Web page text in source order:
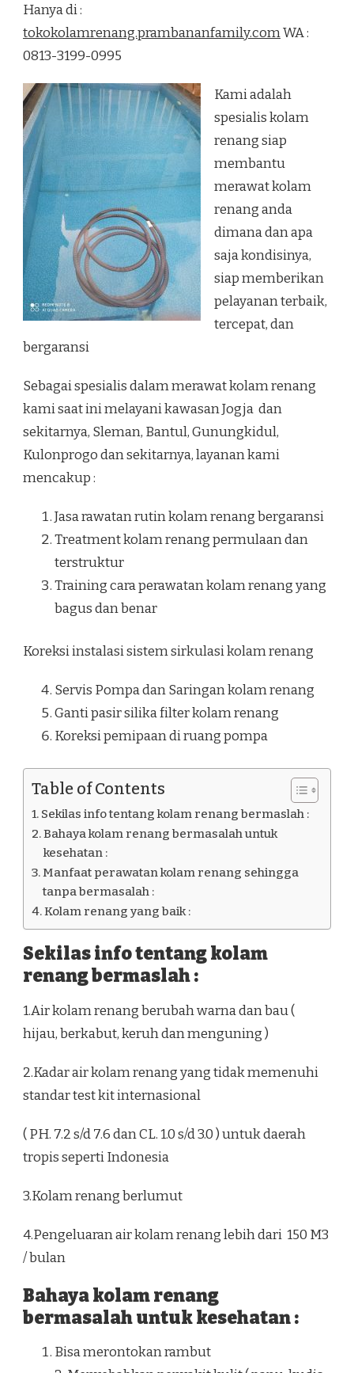
PRAMBANAN
SLEMAN
Hanya di :
tokokolamrenang.prambananfamily.comWA :
0813-3199-0995
Kami adalah
spesialis kolam
renang siap
membantu
merawat kolam
renang anda
dimana dan apa
saja kondisinya,
siap memberikan
pelayanan terbaik,
tercepat, dan
bergaransi
Sebagai spesialis dalam merawat kolam renang
kami saat ini melayani kawasan Jogja dan
sekitarnya, Sleman, Bantul, Gunungkidul,
Kulonprogo dan sekitarnya, layanan kami
mencakup :
Jasa rawatan rutin kolam renang bergaransi
Treatment kolam renang permulaan dan
terstruktur
Training cara perawatan kolam renang yang
bagus dan benar
Koreksi instalasi sistem sirkulasi kolam renang
Servis Pompa dan Saringan kolam renang
Ganti pasir silika filter kolam renang
Koreksi pemipaan di ruang pompa
Table of Contents
Sekilas info tentang kolam renang bermaslah :
Bahaya kolam renang bermasalah untuk
kesehatan :
Manfaat perawatan kolam renang sehingga
tanpa bermasalah :
Kolam renang yang baik :
Sekilas info tentang kolam
renang bermaslah :
1.Air kolam renang berubah warna dan bau (
hijau, berkabut, keruh dan menguning )
2.Kadar air kolam renang yang tidak memenuhi
standar test kit internasional
( PH. 7.2 s/d 7.6 dan CL. 1.0 s/d 3.0 ) untuk daerah
tropis seperti Indonesia
3.Kolam renang berlumut
4.Pengeluaran air kolam renang lebih dari 150 M3
/ bulan
Bahaya kolam renang
bermasalah untuk kesehatan :
Bisa merontokan rambut